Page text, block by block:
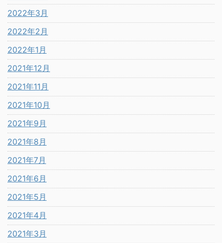
2022年3月
2022年2月
2022年1月
2021年12月
2021年11月
2021年10月
2021年9月
2021年8月
2021年7月
2021年6月
2021年5月
2021年4月
2021年3月